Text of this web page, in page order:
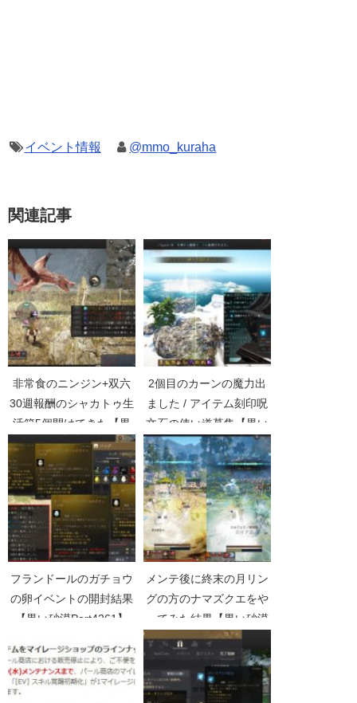
イベント情報 @mmo_kuraha
関連記事
非常食のニンジン+双六
30週報酬のシャカトゥ生
活箱5個開けてきた【黒
い砂漠Part3422】
2個目のカーンの魔力出
ました / アイテム刻印呪
文石の使い道募集【黒い
砂漠Part3040】
フランドールのガチョウ
の卵イベントの開封結果
【黒い砂漠Part4261】
メンテ後に終末の月リン
グの方のナマズクエをや
ってみた結果【黒い砂漠
Part2358】